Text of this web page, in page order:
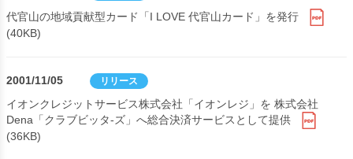
代官山の地域貢献型カード「I LOVE 代官山カード」を発行
(40KB)
2001/11/05 リリース
イオンクレジットサービス株式会社「イオンレジ」を 株式会社
Dena「クラブビッタ-ズ」へ総合決済サービスとして提供
(36KB)